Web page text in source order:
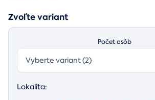
Zvoľte variant
Počet osôb
Vyberte variant (2)
Lokalita: